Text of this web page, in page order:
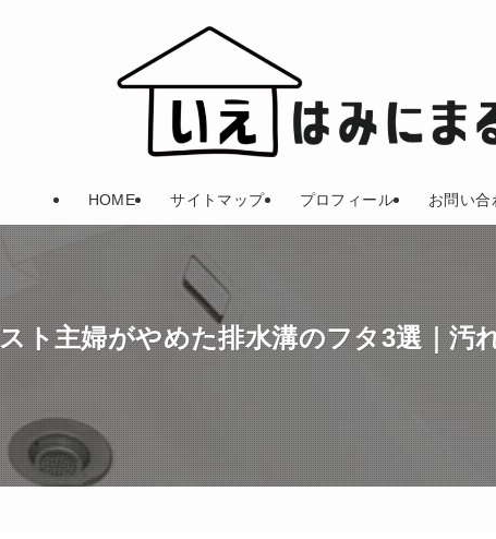
HOME サイトマップ プロフィール お問い合
ト主婦がやめた排水溝のフタ3選｜汚